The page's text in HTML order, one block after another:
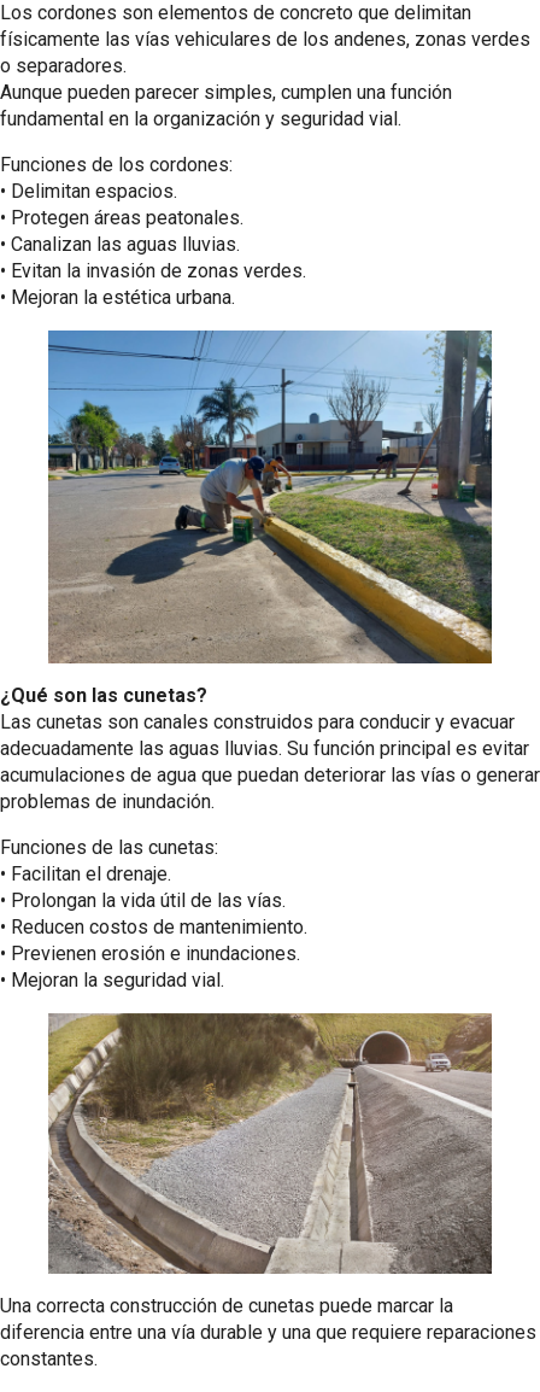
Los cordones son elementos de concreto que delimitan
físicamente las vías vehiculares de los andenes, zonas verdes
o separadores.
Aunque pueden parecer simples, cumplen una función
fundamental en la organización y seguridad vial.
Funciones de los cordones:
•⁠ ⁠Delimitan espacios.
•⁠ ⁠Protegen áreas peatonales.
•⁠ ⁠Canalizan las aguas lluvias.
•⁠ ⁠Evitan la invasión de zonas verdes.
•⁠ ⁠Mejoran la estética urbana.
¿Qué son las cunetas?
Las cunetas son canales construidos para conducir y evacuar
adecuadamente las aguas lluvias. Su función principal es evitar
acumulaciones de agua que puedan deteriorar las vías o generar
problemas de inundación.
Funciones de las cunetas:
•⁠ ⁠Facilitan el drenaje.
•⁠ ⁠Prolongan la vida útil de las vías.
•⁠ ⁠Reducen costos de mantenimiento.
•⁠ ⁠Previenen erosión e inundaciones.
•⁠ ⁠Mejoran la seguridad vial.
Una correcta construcción de cunetas puede marcar la
diferencia entre una vía durable y una que requiere reparaciones
constantes.